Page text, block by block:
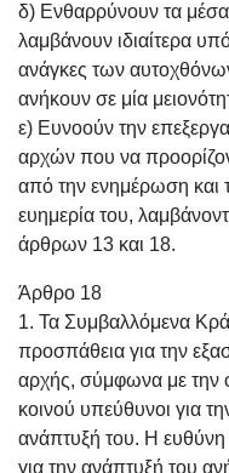
δ) Ενθαρρύνουν τα
λαμβάνουν ιδιαίτερα
ανάγκες των
ανήκουν σε μία
ε) Ευνοούν την
αρχών που να
από την ενημέρωση και
ευημερία του,
άρθρων 13 και 18.
Άρθρο 18
1. Τα Συμβαλλόμενα
προσπάθεια για την
αρχής, σύμφωνα με την
κοινού υπεύθυνοι για
ανάπτυξή του. Η ευθύνη
για την ανάπτυξή του